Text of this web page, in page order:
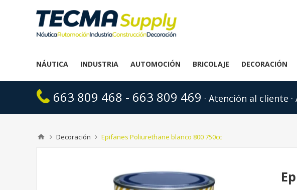
NÁUTICA INDUSTRIA AUTOMOCIÓN BRICOLAJE DECORACIÓN
663 809 468 - 663 809 469 · Atención al cliente
Decoración Epifanes Poliurethane blanco 800 750cc